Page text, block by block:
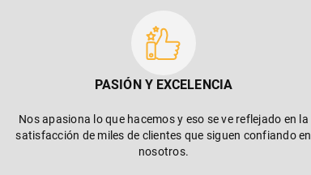
PASIÓN Y EXCELENCIA
Nos apasiona lo que hacemos y eso se ve reflejado en la
satisfacción de miles de clientes que siguen confiando en
nosotros.